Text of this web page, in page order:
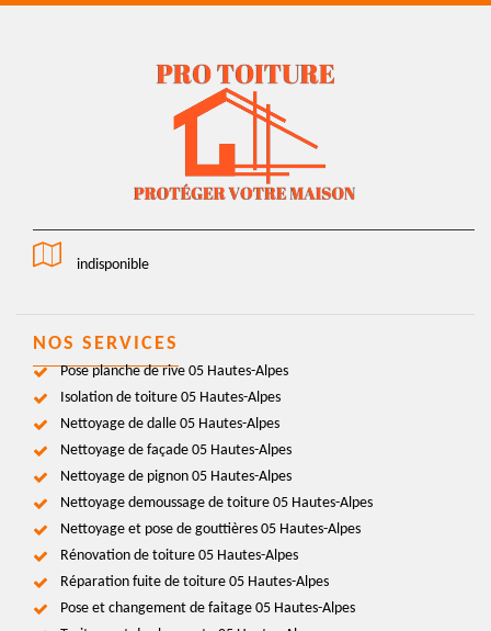
indisponible
NOS SERVICES
Pose planche de rive 05 Hautes-Alpes
Isolation de toiture 05 Hautes-Alpes
Nettoyage de dalle 05 Hautes-Alpes
Nettoyage de façade 05 Hautes-Alpes
Nettoyage de pignon 05 Hautes-Alpes
Nettoyage demoussage de toiture 05 Hautes-Alpes
Nettoyage et pose de gouttières 05 Hautes-Alpes
Rénovation de toiture 05 Hautes-Alpes
Réparation fuite de toiture 05 Hautes-Alpes
Pose et changement de faitage 05 Hautes-Alpes